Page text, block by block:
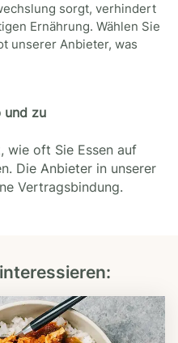
sorgt, verhindert
Ernährung. Wählen Sie
unserer Anbieter, was
und zu
wie oft Sie Essen auf
Die Anbieter in unserer
Vertragsbindung.